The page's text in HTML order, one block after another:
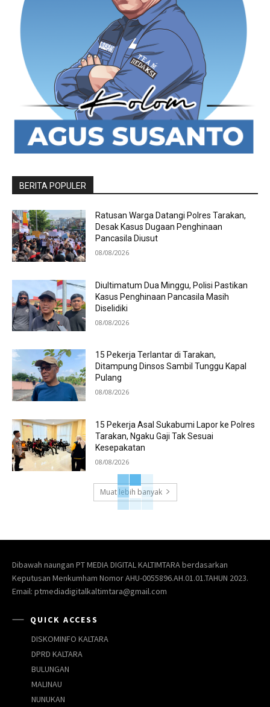
BERITA POPULER
Ratusan Warga Datangi Polres Tarakan,
Desak Kasus Dugaan Penghinaan
Pancasila Diusut
08/08/2026
Diultimatum Dua Minggu, Polisi Pastikan
Kasus Penghinaan Pancasila Masih
Diselidiki
08/08/2026
15 Pekerja Terlantar di Tarakan,
Ditampung Dinsos Sambil Tunggu Kapal
Pulang
08/08/2026
15 Pekerja Asal Sukabumi Lapor ke Polres
Tarakan, Ngaku Gaji Tak Sesuai
Kesepakatan
08/08/2026
Muat lebih banyak
Dibawah naungan PT MEDIA DIGITAL KALTIMTARA berdasarkan
Keputusan Menkumham Nomor AHU-0055896.AH.01.01.TAHUN 2023.
Email: ptmediadigitalkaltimtara@gmail.com
QUICK ACCESS
DISKOMINFO KALTARA
DPRD KALTARA
BULUNGAN
MALINAU
NUNUKAN